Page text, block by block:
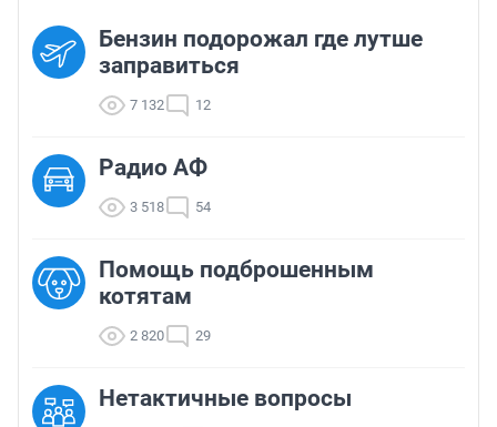
Бензин подорожал где лутше
заправиться
7 132 12
Радио АФ
3 518 54
Помощь подброшенным
котятам
2 820 29
Нетактичные вопросы